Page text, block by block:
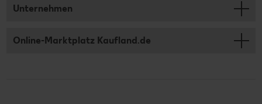
Unternehmen
Online-Marktplatz Kaufland.de